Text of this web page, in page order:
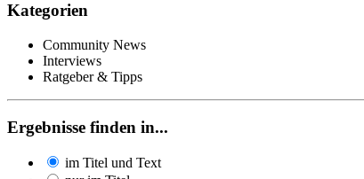
Kategorien
Community News
Interviews
Ratgeber & Tipps
Ergebnisse finden in...
im Titel und Text